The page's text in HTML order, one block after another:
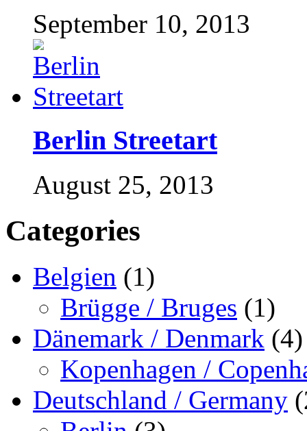
September 10, 2013
Berlin Streetart
August 25, 2013
Categories
Belgien (1)
Brügge / Bruges (1)
Dänemark / Denmark (4)
Kopenhagen /
Deutschland / Germany